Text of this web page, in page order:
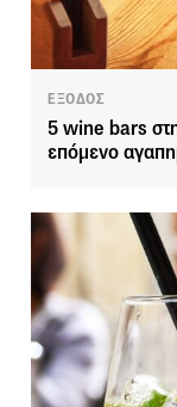
ΕΞΟΔΟΣ
5 wine bars
επόμενο